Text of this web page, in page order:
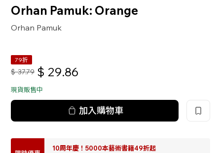
Orhan Pamuk: Orange
Orhan Pamuk
79折
$ 37.79 $ 29.86
現貨販售中
加入購物車
10周年慶！5000本藝術書籍49折起